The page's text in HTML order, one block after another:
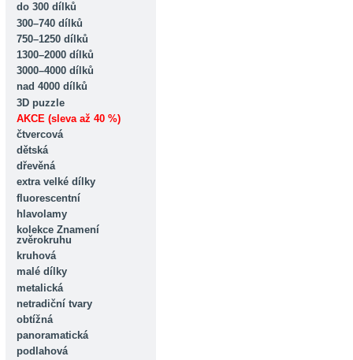
do 300 dílků
300–740 dílků
750–1250 dílků
1300–2000 dílků
3000–4000 dílků
nad 4000 dílků
3D puzzle
AKCE (sleva až 40 %)
čtvercová
dětská
dřevěná
extra velké dílky
fluorescentní
hlavolamy
kolekce Znamení
zvěrokruhu
kruhová
malé dílky
metalická
netradiční tvary
obtížná
panoramatická
podlahová